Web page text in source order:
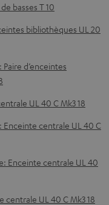
basses T 10
bibliothèques UL 20
d’enceintes
UL 40 C Mk3 18
centrale UL 40 C
Enceinte centrale UL 40
UL 40 C Mk3 18